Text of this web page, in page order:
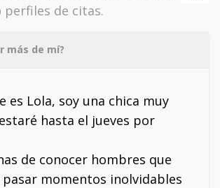
perfiles de citas.
más de mí?
es Lola, soy una chica muy
hasta el jueves por
de conocer hombres que
pasar momentos inolvidables